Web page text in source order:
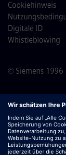
© Siemens 1996
Cookiehinweis
Digitale ID
Whistleblowing
Wichtiger
dass Siemens
während oder
verlangt. Wir